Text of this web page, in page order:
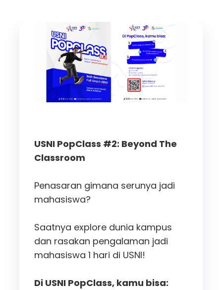
USNI PopClass #2: Beyond The
Classroom
Penasaran gimana serunya jadi
mahasiswa?
Saatnya explore dunia kampus
dan rasakan pengalaman jadi
mahasiswa 1 hari di USNI!
Di USNI PopClass, kamu bisa: